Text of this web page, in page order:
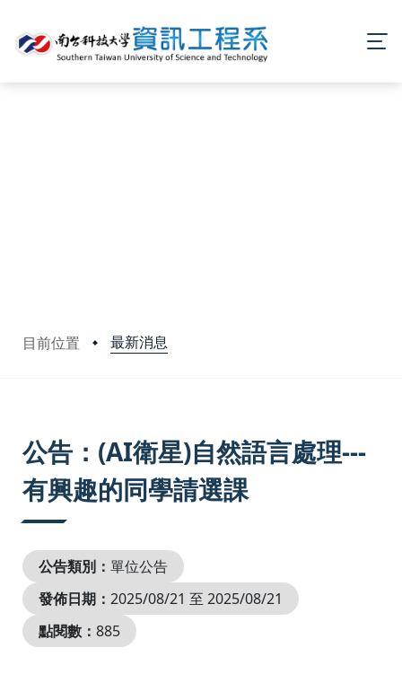
目前位置 最新消息
公告：(AI衛星)自然語言處理---
有興趣的同學請選課
公告類別： 單位公告
發佈日期： 2025/08/21 至 2025/08/21
點閱數： 885